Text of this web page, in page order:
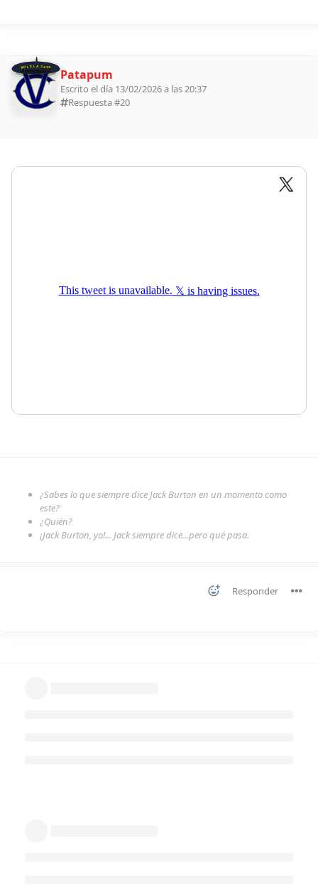
BOLILLA 2026 Patapum
Escrito el día 13/02/2026 a las 20:37
Respuesta #20
¿Sabes lo que siempre dice Jack Burton en un momento como
este?
¿Quién?
¡Jack Burton, yo!... Jack siempre dice...pero qué pasa.
Responder